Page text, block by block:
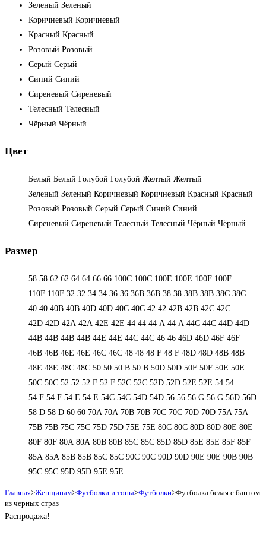
Зеленый Зеленый
Коричневый Коричневый
Красный Красный
Розовый Розовый
Серый Серый
Синий Синий
Сиреневый Сиреневый
Телесный Телесный
Чёрный Чёрный
Цвет
Белый Белый Голубой Голубой Желтый Желтый
Зеленый Зеленый Коричневый Коричневый Красный Красный
Розовый Розовый Серый Серый Синий Синий
Сиреневый Сиреневый Телесный Телесный Чёрный Чёрный
Размер
58 58 62 62 64 64 66 66 100C 100C 100E 100E 100F 100F
110F 110F 32 32 34 34 36 36 36B 36B 38 38 38B 38B 38С 38С
40 40 40B 40B 40D 40D 40С 40С 42 42 42B 42B 42C 42C
42D 42D 42А 42А 42Е 42Е 44 44 44 А 44 А 44C 44C 44D 44D
44В 44В 44В 44В 44Е 44Е 44С 44С 46 46 46D 46D 46F 46F
46В 46В 46Е 46Е 46С 46С 48 48 48 F 48 F 48D 48D 48В 48В
48Е 48Е 48С 48С 50 50 50 B 50 B 50D 50D 50F 50F 50Е 50Е
50С 50С 52 52 52 F 52 F 52C 52C 52D 52D 52E 52E 54 54
54 F 54 F 54 Е 54 Е 54C 54C 54D 54D 56 56 56 G 56 G 56D 56D
58 D 58 D 60 60 70A 70A 70B 70B 70C 70C 70D 70D 75A 75A
75B 75B 75C 75C 75D 75D 75E 75E 80C 80C 80D 80D 80E 80E
80F 80F 80А 80А 80В 80В 85C 85C 85D 85D 85E 85E 85F 85F
85А 85А 85В 85В 85С 85С 90C 90C 90D 90D 90E 90E 90В 90В
95C 95C 95D 95D 95E 95E
Главная>Женщинам>Футболки и топы>Футболки>Футболка белая с бантом
из черных страз
Распродажа!